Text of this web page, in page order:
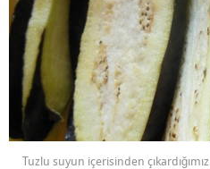
Tuzlu suyun içerisinden çıkardığımız